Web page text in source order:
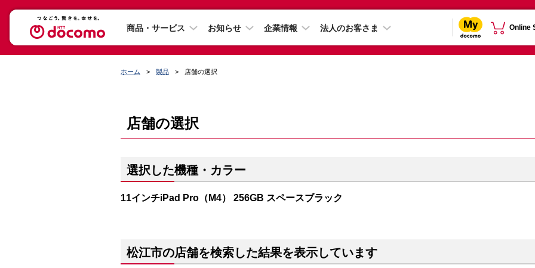
商品・サービス お知らせ 企業情報 法人のお客さま Online
ホーム 製品 店舗の選択
店舗の選択
選択した機種・カラー
11インチiPad Pro（M4） 256GB スペースブラック
松江市の店舗を検索した結果を表示しています